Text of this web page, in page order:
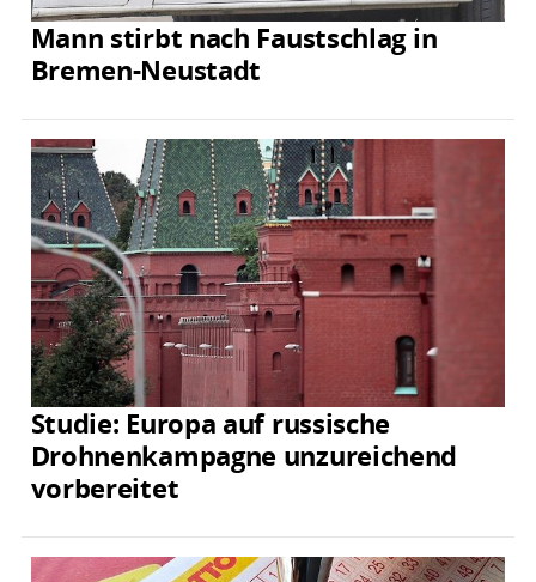
Mann stirbt nach Faustschlag in
Bremen-Neustadt
Studie: Europa auf russische
Drohnenkampagne unzureichend
vorbereitet